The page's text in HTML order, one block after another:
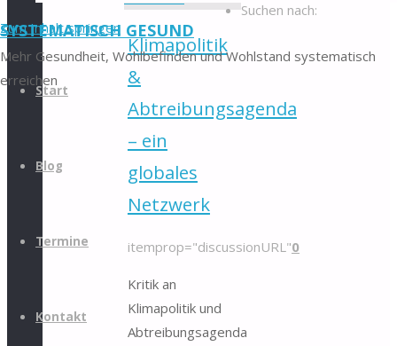
SYSTEMATISCH GESUND
Mehr Gesundheit, Wohlbefinden und Wohlstand systematisch
erreichen
Zum Inhalt springen
Start
Blog
Termine
Kontakt
Klimapolitik
&
Abtreibungsagenda
– ein
globales
Netzwerk
itemprop="discussionURL"0
Kritik an
Klimapolitik und
Abtreibungsagenda
Suchen nach: